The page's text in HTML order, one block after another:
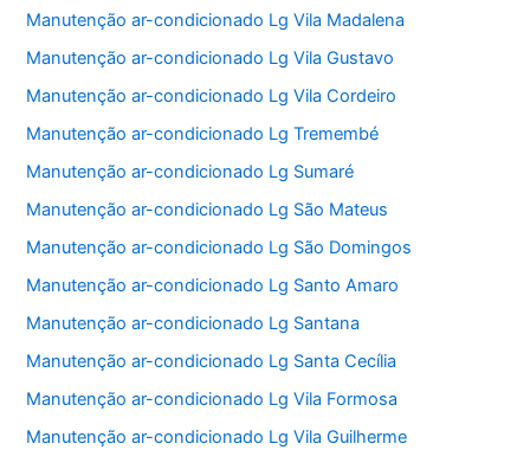
Manutenção ar-condicionado Lg Vila Madalena
Manutenção ar-condicionado Lg Vila Gustavo
Manutenção ar-condicionado Lg Vila Cordeiro
Manutenção ar-condicionado Lg Tremembé
Manutenção ar-condicionado Lg Sumaré
Manutenção ar-condicionado Lg São Mateus
Manutenção ar-condicionado Lg São Domingos
Manutenção ar-condicionado Lg Santo Amaro
Manutenção ar-condicionado Lg Santana
Manutenção ar-condicionado Lg Santa Cecília
Manutenção ar-condicionado Lg Vila Formosa
Manutenção ar-condicionado Lg Vila Guilherme